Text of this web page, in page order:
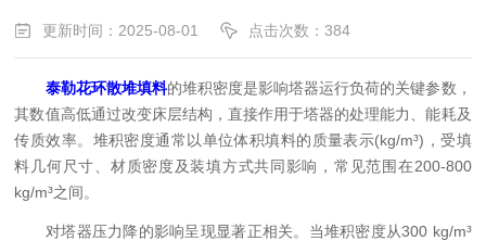
更新时间：2025-08-01 点击次数：384
泰勒花环散堆填料的堆积密度是影响塔器运行负荷的关键参数，
其数值高低通过改变床层结构，直接作用于塔器的处理能力、能耗及
传质效率。堆积密度通常以单位体积填料的质量表示(kg/m³)，受填
料几何尺寸、材质密度及装填方式共同影响，常见范围在200-800
kg/m³之间。​
对塔器压力降的影响呈现显著正相关。当堆积密度从300 kg/m³